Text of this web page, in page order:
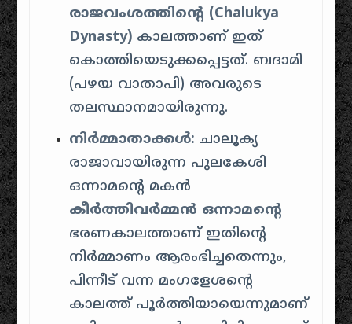
രാജവംശത്തിന്റെ (Chalukya
Dynasty) കാലത്താണ് ഇത്
കൊത്തിയെടുക്കപ്പെട്ടത്. ബദാമി
(പഴയ വാതാപി) അവരുടെ
തലസ്ഥാനമായിരുന്നു.
നിർമ്മാതാക്കൾ: ചാലൂക്യ
രാജാവായിരുന്ന പുലകേശി
ഒന്നാമന്റെ മകൻ
കീർത്തിവർമ്മൻ ഒന്നാമന്റെ
ഭരണകാലത്താണ് ഇതിന്റെ
നിർമ്മാണം ആരംഭിച്ചതെന്നും,
പിന്നീട് വന്ന മംഗളേശന്റെ
കാലത്ത് പൂർത്തിയായെന്നുമാണ്